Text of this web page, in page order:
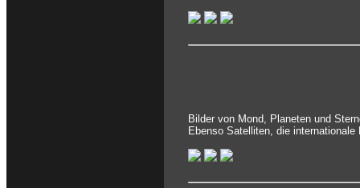
Bilder von Mond, Planeten und
Ebenso Satelliten, die